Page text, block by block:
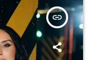
insert_link